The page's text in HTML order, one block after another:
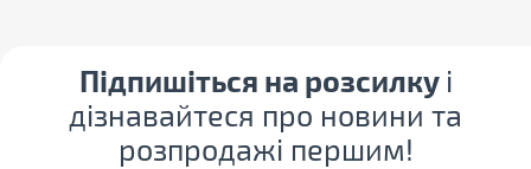
Підпишіться на розсилку і
дізнавайтеся про новини та
розпродажі першим!